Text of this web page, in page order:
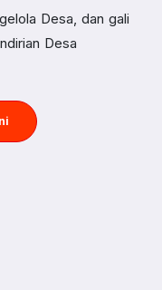
Desa, dan gali
Desa